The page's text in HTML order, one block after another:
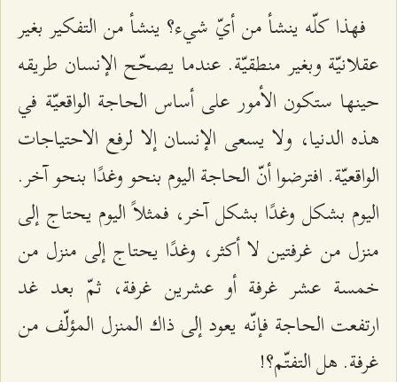
فهذا كلّه ينشأ من أيّ شيء؟ ينشأ من التفكير بغير
عقلانيّة وبغير منطقيّة. عندما يصحّح الإنسان طريقه
حينها ستكون الأمور على أساس الحاجة الواقعيّة في
هذه الدنيا، ولا يسعى الإنسان إلا لرفع الاحتياجات
الواقعيّة. افترضوا أنّ الحاجة اليوم بنحو وغدًا بنحو آخر.
اليوم بشكل وغدًا بشكل آخر، فمثلاً اليوم يحتاج إلى
منزل من غرفتين لا أكثر، وغدًا يحتاج إلى منزل من
خمسة عشر غرفة أو عشرين غرفة، ثمّ بعد غد
ارتفعت الحاجة فإنّه يعود إلى ذاك المنزل المؤلّف من
غرفة. هل التفتّم؟!